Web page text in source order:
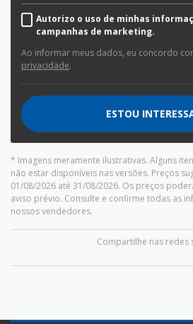
Autorizo o uso de minhas
campanhas de marketing.
Ao informar meus dados, eu concordo
privacidade.
ESTOU
* Imagens meramente ilustrativas. Alguns
não estar disponíveis nas versões. Preços
01/08/2026 até 31/08/2026. Os preços
aviso prévio. Consulte e confirme todas as
nossos vendedores.
Compartilhe nas redes